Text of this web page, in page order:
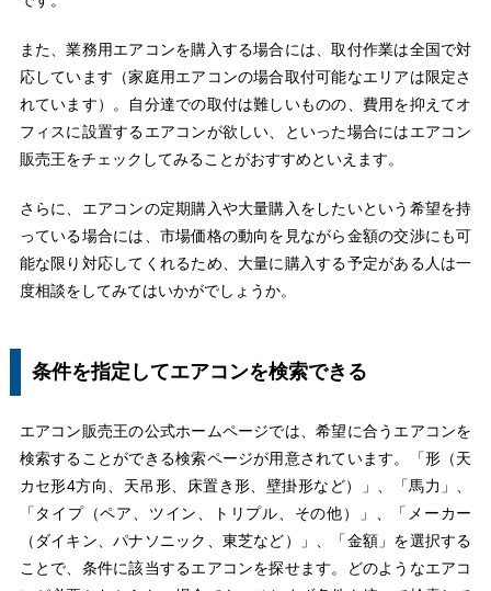
また、業務用エアコンを購入する場合には、取付作業は全国で対
応しています（家庭用エアコンの場合取付可能なエリアは限定さ
れています）。自分達での取付は難しいものの、費用を抑えてオ
フィスに設置するエアコンが欲しい、といった場合にはエアコン
販売王をチェックしてみることがおすすめといえます。
さらに、エアコンの定期購入や大量購入をしたいという希望を持
っている場合には、市場価格の動向を見ながら金額の交渉にも可
能な限り対応してくれるため、大量に購入する予定がある人は一
度相談をしてみてはいかがでしょうか。
条件を指定してエアコンを検索できる
エアコン販売王の公式ホームページでは、希望に合うエアコンを
検索することができる検索ページが用意されています。「形（天
カセ形4方向、天吊形、床置き形、壁掛形など）」、「馬力」、
「タイプ（ペア、ツイン、トリプル、その他）」、「メーカー
（ダイキン、パナソニック、東芝など）」、「金額」を選択する
ことで、条件に該当するエアコンを探せます。どのようなエアコ